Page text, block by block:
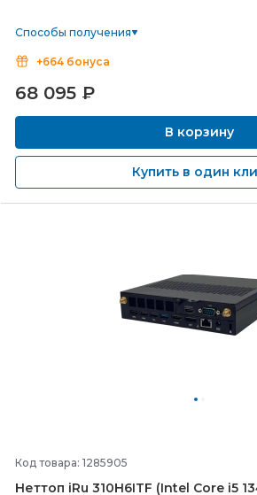
Способы получения
+664 бонуса
68 095 ₽
В корзину
Купить в один
Код товара: 1285905
Неттоп iRu 310H6ITF (Intel Core i5